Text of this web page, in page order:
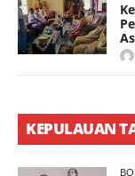
KEPULAUAN